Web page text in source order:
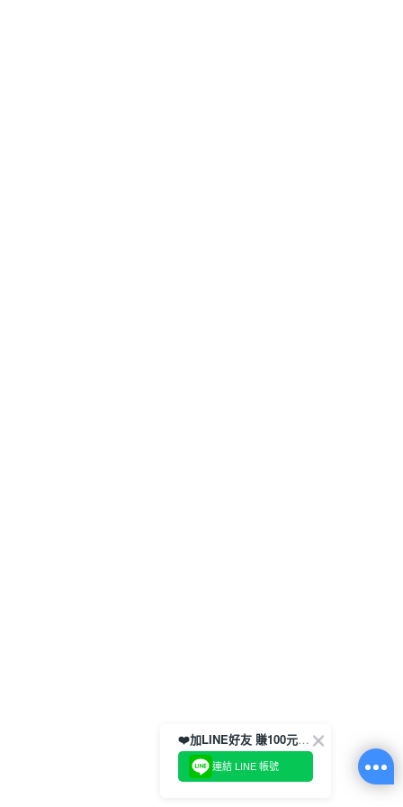
❤️加LINE好友 賺100元券！
連結 LINE 帳號